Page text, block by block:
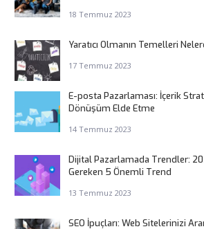
18 Temmuz 2023
Yaratıcı Olmanın Temelleri
17 Temmuz 2023
E-posta Pazarlaması: İçerik
Dönüşüm Elde Etme
14 Temmuz 2023
Dijital Pazarlamada Trendler:
Gereken 5 Önemli Trend
13 Temmuz 2023
SEO İpuçları: Web Sitelerinizi